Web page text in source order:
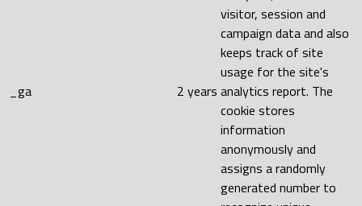
_ga 2 years
visitor, session and
campaign data and also
keeps track of site
usage for the site's
analytics report. The
cookie stores
information
anonymously and
assigns a randomly
generated number to